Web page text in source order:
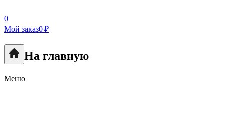
0
Мой заказ0 ₽
На главную
Меню